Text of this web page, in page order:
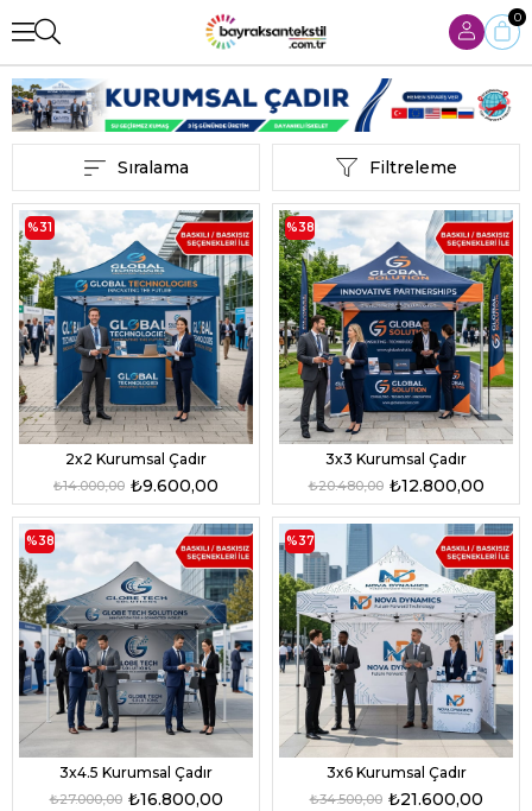
0
Filtreleme
Sıralama
2x2 Kurumsal Çadır
₺9.600,00
₺14.000,00
%31
3x3 Kurumsal Çadır
₺12.800,00
₺20.480,00
%38
3x4.5 Kurumsal Çadır
₺16.800,00
₺27.000,00
%38
3x6 Kurumsal Çadır
₺21.600,00
₺34.500,00
%37